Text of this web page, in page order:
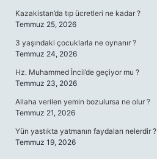
Kazakistan’da tıp ücretleri ne kadar ?
Temmuz 25, 2026
3 yaşındaki çocuklarla ne oynanır ?
Temmuz 24, 2026
Hz. Muhammed İncil’de geçiyor mu ?
Temmuz 23, 2026
Allaha verilen yemin bozulursa ne olur ?
Temmuz 21, 2026
Yün yastıkta yatmanın faydaları nelerdir ?
Temmuz 19, 2026